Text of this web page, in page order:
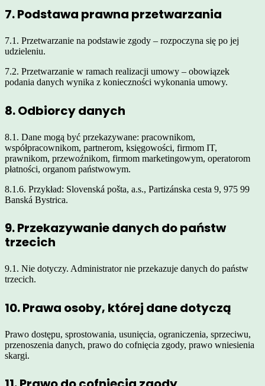
7. Podstawa prawna przetwarzania
7.1. Przetwarzanie na podstawie zgody – rozpoczyna się po jej
udzieleniu.
7.2. Przetwarzanie w ramach realizacji umowy – obowiązek
podania danych wynika z konieczności wykonania umowy.
8. Odbiorcy danych
8.1. Dane mogą być przekazywane: pracownikom,
współpracownikom, partnerom, księgowości, firmom IT,
prawnikom, przewoźnikom, firmom marketingowym, operatorom
płatności, organom państwowym.
8.1.6. Przykład: Slovenská pošta, a.s., Partizánska cesta 9, 975 99
Banská Bystrica.
9. Przekazywanie danych do państw
trzecich
9.1. Nie dotyczy. Administrator nie przekazuje danych do państw
trzecich.
10. Prawa osoby, której dane dotyczą
Prawo dostępu, sprostowania, usunięcia, ograniczenia, sprzeciwu,
przenoszenia danych, prawo do cofnięcia zgody, prawo wniesienia
skargi.